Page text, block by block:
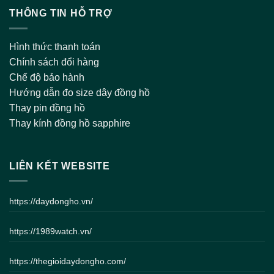
Bảo hành 12 tháng khi thay dây da đồng hồ tại 1989Watch
và kim loại như trên
Dây cao su cho các bạn nhiều sự lựa chọn theo phong
cách riêng của mình
cam kết có vô số mẫu dây cho bạn chọn
sang trọng, thời trang, tràn đầy sự tự tin
THÔNG TIN HỖ TRỢ
Hình thức thanh toán
Chính sách đổi hàng
Chế độ bảo hành
Hướng dẫn đo size dây đồng hồ
Thay pin đồng hồ
Thay kính đồng hồ sapphire
LIÊN KẾT WEBSITE
https://daydongho.vn/
https://1989watch.vn/
https://thegioidaydongho.com/